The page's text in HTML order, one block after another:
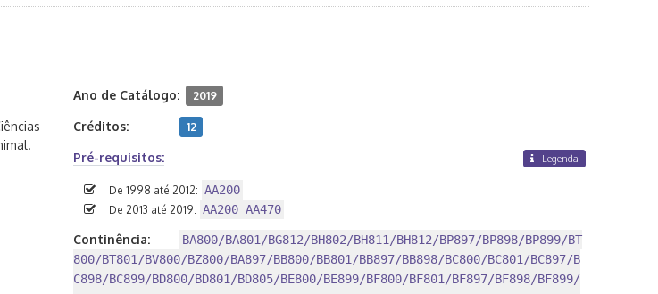
Ano de Catálogo: 2019
Créditos: 12
Pré-requisitos: Legenda
De 1998 até 2012: AA200
De 2013 até 2019: AA200 AA470
Continência:
BA800/BA801/BG812/BH802/BH811/BH812/BP897/BP898/BP899/BT
800/BT801/BV800/BZ800/BA897/BB800/BB801/BB897/BB898/BC800/BC801/BC897/B
C898/BC899/BD800/BD801/BD805/BE800/BE899/BF800/BF801/BF897/BF898/BF899/